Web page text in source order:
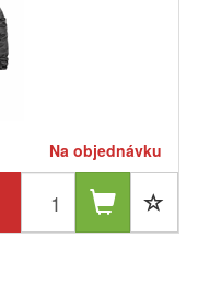
Na objednávku